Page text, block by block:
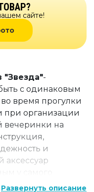
сайте!
"Звезда"-
с одинаковым
время прогулки
при организации
вечеринки на
и
аксессуар
у самого
Вот почему
Развернуть описание